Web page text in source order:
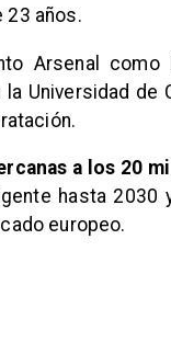
23 años.
Arsenal como
Universidad de
a los 20
hasta 2030
europeo.